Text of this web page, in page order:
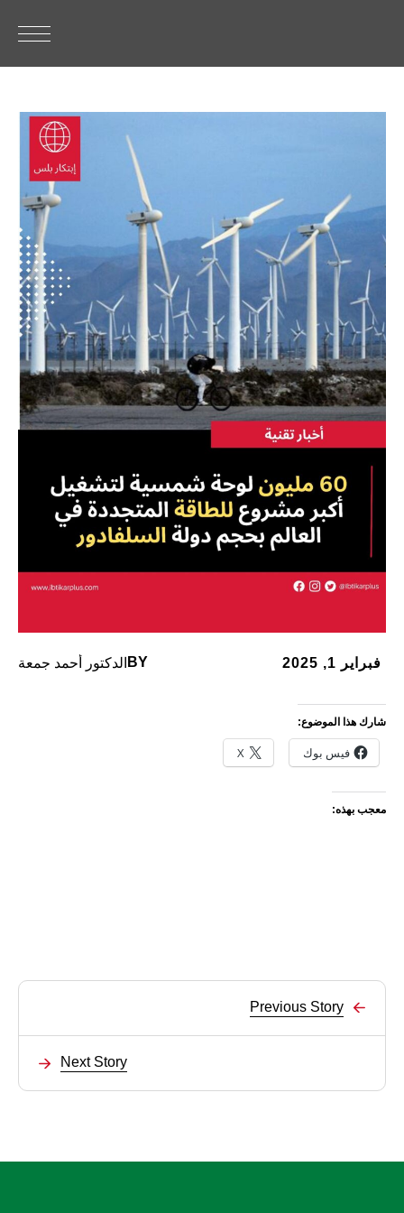
فبراير 1, 2025 BY الدكتور أحمد جمعة
شارك هذا الموضوع:
فيس بوك X
معجب بهذه:
Previous Story
Next Story